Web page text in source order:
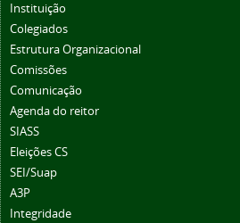
Instituição
Colegiados
Estrutura Organizacional
Comissões
Comunicação
Agenda do reitor
SIASS
Eleições CS
SEI/Suap
A3P
Integridade